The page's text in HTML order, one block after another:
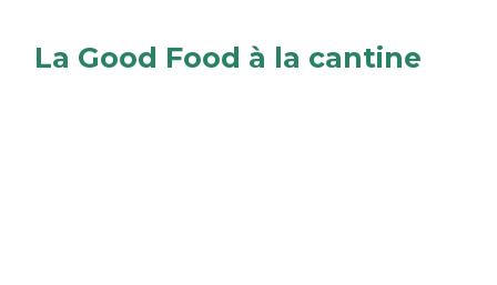
La Good Food à la cantine